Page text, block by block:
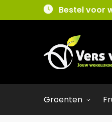
Bestel voor
Groenten